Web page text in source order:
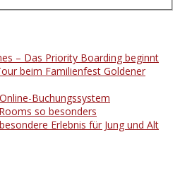
– Das Priority Boarding beginnt
beim Familienfest Goldener
Buchungssystem
so besonders
Erlebnis für Jung und Alt